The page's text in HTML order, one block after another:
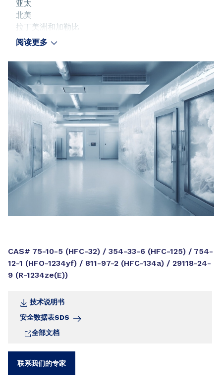
CAS# 75-10-5 (HFC-32) / 354-33-6 (HFC-125) / 754-
12-1 (HFO-1234yf) / 811-97-2 (HFC-134a) / 29118-24-
9 (R-1234ze(E))
技术说明书
安全数据表SDS
全部文档
联系我们的专家
亚太
北美
拉丁美洲和加勒比
欧洲
阅读更多